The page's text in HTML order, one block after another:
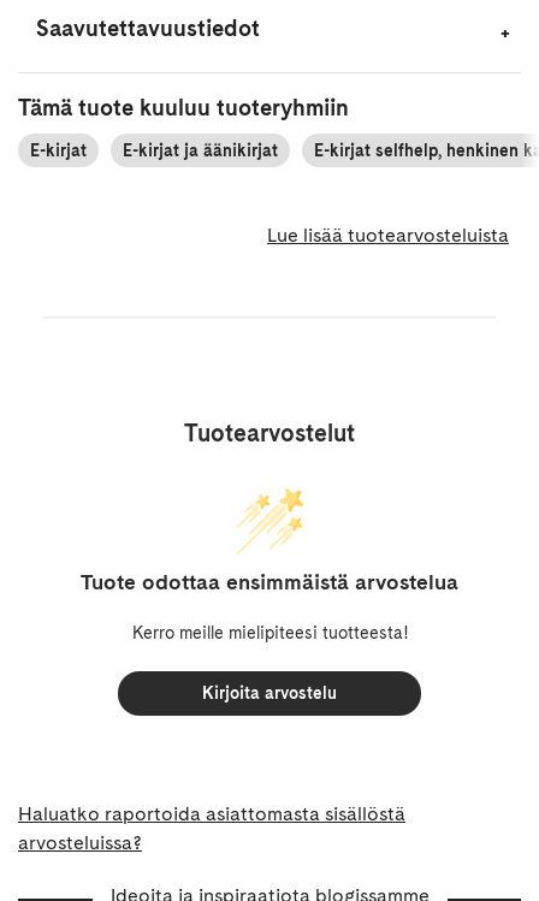
Saavutettavuustiedot
Tämä tuote kuuluu tuoteryhmiin
E-kirjat E-kirjat ja äänikirjat E-kirjat selfhelp, henkinen
Lue lisää tuotearvosteluista
Tuotearvostelut
Tuote odottaa ensimmäistä arvostelua
Kerro meille mielipiteesi tuotteesta!
Kirjoita arvostelu
Haluatko raportoida asiattomasta sisällöstä
arvosteluissa?
Ideoita ja inspiraatiota blogissamme